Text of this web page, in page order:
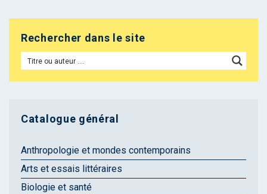
Rechercher dans le site
Catalogue général
Anthropologie et mondes contemporains
Arts et essais littéraires
Biologie et santé